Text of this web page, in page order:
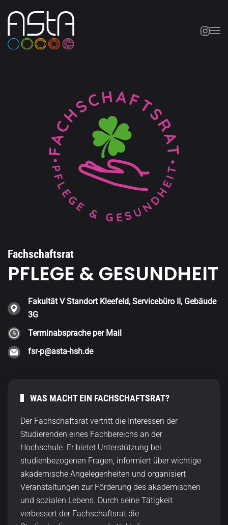
Skip to main content
Fachschaftsrat
PFLEGE & GESUNDHEIT
Fakultät V Standort Kleefeld, Servicebüro II, Gebäude
3G
Terminabsprache per Mail
fsr-p@asta-hsh.de
WAS MACHT EIN FACHSCHAFTSRAT?
Der Fachschaftsrat vertritt die Interessen der
Studierenden eines Fachbereichs an der
Hochschule. Er bietet Unterstützung bei
studienbezogenen Fragen, informiert über wichtige
akademische Angelegenheiten und organisiert
Veranstaltungen zur Förderung des akademischen
und sozialen Lebens. Durch seine Tätigkeit
verbessert der Fachschaftsrat die